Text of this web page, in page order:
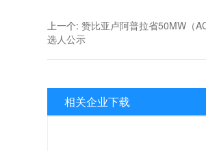
上一个: 赞比亚卢阿普拉省50MW（
选人公示
相关企业下载